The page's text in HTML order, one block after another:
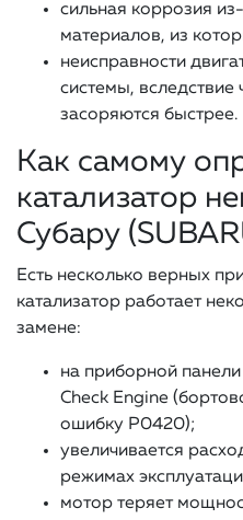
сильная коррозия
материалов, из
неисправности
системы, вследствие
засоряются быстрее.
Как самому
катализатор
Субару
Есть несколько верных
катализатор работает
замене:
на приборной
Check Engine
ошибку Р0420);
увеличивается
режимах
мотор теряет